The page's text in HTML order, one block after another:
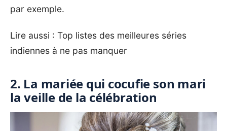
par exemple.
Lire aussi : Top listes des meilleures séries
indiennes à ne pas manquer
2. La mariée qui cocufie son mari
la veille de la célébration